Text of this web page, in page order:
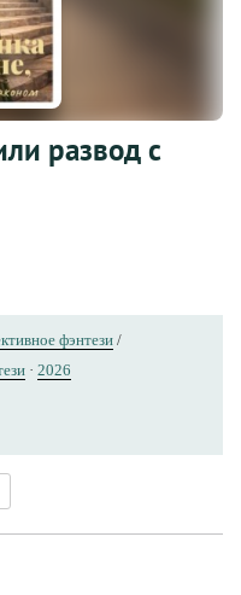
развод с
фэнтези /
· 2026